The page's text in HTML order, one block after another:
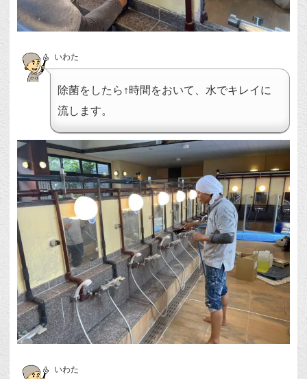
いわた
除菌をしたら↑時間をおいて、水でキレイに
流します。
いわた